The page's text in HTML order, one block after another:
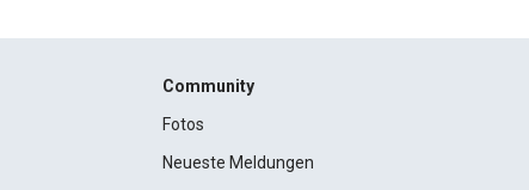
Community
Fotos
Neueste Meldungen